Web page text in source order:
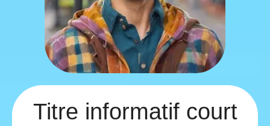
Titre informatif court